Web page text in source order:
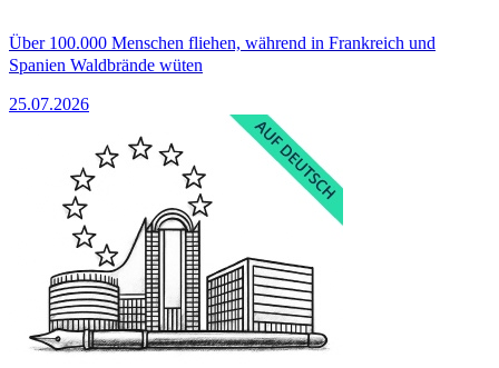
Über 100.000 Menschen fliehen, während in Frankreich und
Spanien Waldbrände wüten
25.07.2026